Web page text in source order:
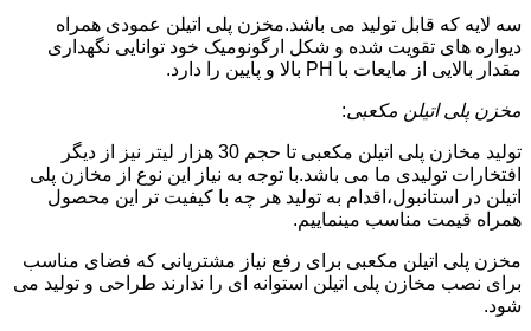
سه لایه که قابل تولید می باشد.مخزن پلی اتیلن عمودی همراه
دیواره های تقویت شده و شکل ارگونومیک خود توانایی نگهداری
مقدار بالایی از مایعات با PH بالا و پایین را دارد.
مخزن پلی اتیلن مکعبی:
تولید مخازن پلی اتیلن مکعبی تا حجم 30 هزار لیتر نیز از دیگر
افتخارات تولیدی ما می باشد.با توجه به نیاز این نوع از مخازن پلی
اتیلن در استانبول،اقدام به تولید هر چه با کیفیت تر این محصول
همراه قیمت مناسب مینماییم.
مخزن پلی اتیلن مکعبی برای رفع نیاز مشتریانی که فضای مناسب
برای نصب مخازن پلی اتیلن استوانه ای را ندارند طراحی و تولید می
شود.